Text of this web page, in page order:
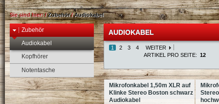
Sie sind hier:/Zubehör/Audiokabel
Zubehör
Audiokabel
Kopfhörer
Notentasche
AUDIOKABEL
1 2 3 4
WEITER
ARTIKEL PRO SEITE: 12
Mikrofonkabel 1,50m XLR auf
Klinke Stereo Boston schwarz
Audiokabel